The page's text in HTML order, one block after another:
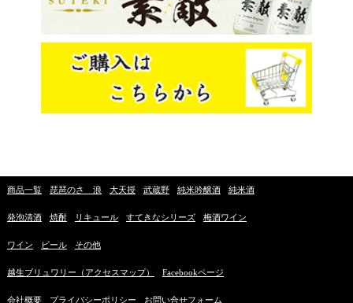
商品一覧 琵琶のさゝ浪 大天授 武蔵野 純米吟醸酒 純米酒
発泡清酒 焼酎 リキュール すてきなシリーズ 梅酒ワイン
ワイン ビール その他
越生ブリュワリー（アクセスマップ） Facebookページ
会社概要 プライバシーポリシー お問い合せフォーム